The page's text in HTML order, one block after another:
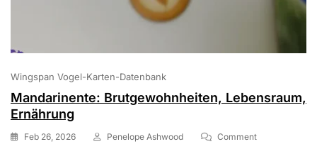
Wingspan Vogel-Karten-Datenbank
Mandarinente: Brutgewohnheiten, Lebensraum,
Ernährung
Feb 26, 2026 Penelope Ashwood CommentOn